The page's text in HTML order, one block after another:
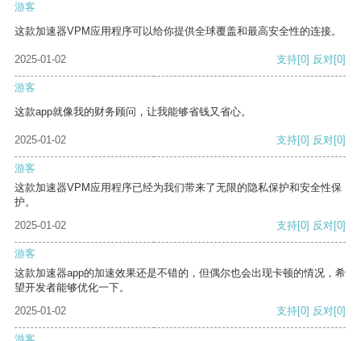
游客
这款加速器VPM应用程序可以给你提供全球覆盖和最高安全性的连接。
2025-01-02 支持[0] 反对[0]
游客
这款app就像我的财务顾问，让我能够省钱又省心。
2025-01-02 支持[0] 反对[0]
游客
这款加速器VPM应用程序已经为我们带来了无限的隐私保护和安全性保
护。
2025-01-02
支持[0] 反对[0]
游客
这款加速器app的加速效果还是不错的，但偶尔也会出现卡顿的情况，希
望开发者能够优化一下。
2025-01-02
支持[0] 反对[0]